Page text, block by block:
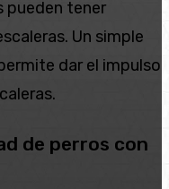
pueden tener
Un simple
dar el impulso
de perros con